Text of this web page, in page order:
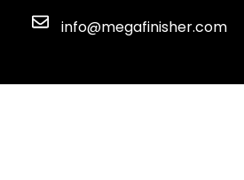
info@megafinisher.com